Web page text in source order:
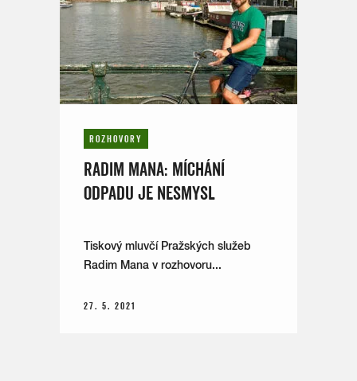
ROZHOVORY
RADIM MANA: MÍCHÁNÍ
ODPADU JE NESMYSL
Tiskový mluvčí Pražských služeb
Radim Mana v rozhovoru...
27. 5. 2021